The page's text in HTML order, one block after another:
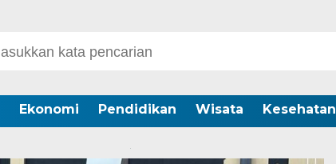
Ekonomi Pendidikan Wisata Kesehatan